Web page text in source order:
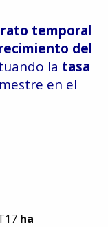
temporal
del
la tasa
en el
ha